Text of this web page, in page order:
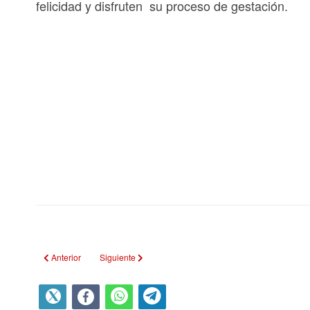
felicidad y disfruten su proceso de gestación.
Artículo anterior: Conmemoran aniversario 65 de la policía Nacional
Anterior Artículo siguiente: Una gran fiesta de pueblo, a lo
Siguiente